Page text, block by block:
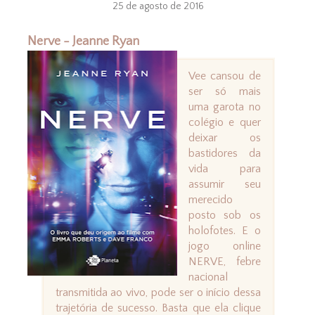
25 de agosto de 2016
Nerve - Jeanne Ryan
Vee cansou de
ser só mais
uma garota no
colégio e quer
deixar os
bastidores da
vida para
assumir seu
merecido
posto sob os
holofotes. E o
jogo online
NERVE, febre
nacional
transmitida ao vivo, pode ser o início dessa
trajetória de sucesso. Basta que ela clique